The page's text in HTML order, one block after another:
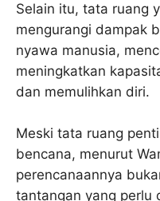
Selain itu, tata ruang
mengurangi dampak
nyawa manusia,
meningkatkan
dan memulihkan diri.
Meski tata ruang
bencana, menurut
perencanaannya
tantangan yang perlu